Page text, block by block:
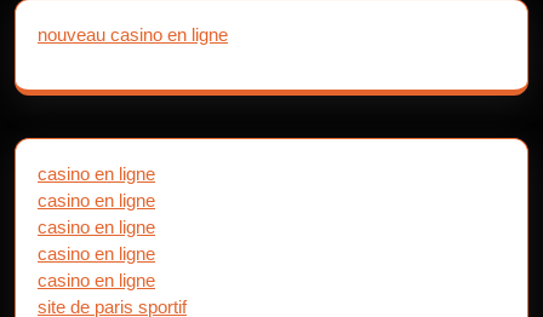
nouveau casino en ligne
casino en ligne
casino en ligne
casino en ligne
casino en ligne
casino en ligne
site de paris sportif